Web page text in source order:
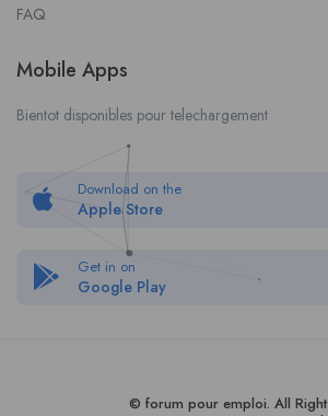
FAQ
Mobile Apps
Bientot disponibles pour telechargement
Download on the
Apple Store
Get in on
Google Play
© forum pour emploi. All Right